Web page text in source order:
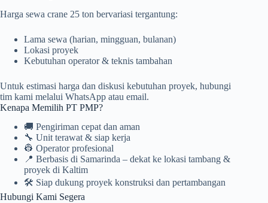
Harga sewa crane 25 ton bervariasi tergantung:
Lama sewa (harian, mingguan, bulanan)
Lokasi proyek
Kebutuhan operator & teknis tambahan
Untuk estimasi harga dan diskusi kebutuhan proyek, hubungi
tim kami melalui WhatsApp atau email.
Kenapa Memilih PT PMP?
🚚 Pengiriman cepat dan aman
🔧 Unit terawat & siap kerja
👷 Operator profesional
📍 Berbasis di Samarinda – dekat ke lokasi tambang &
proyek di Kaltim
🛠️ Siap dukung proyek konstruksi dan pertambangan
Hubungi Kami Segera